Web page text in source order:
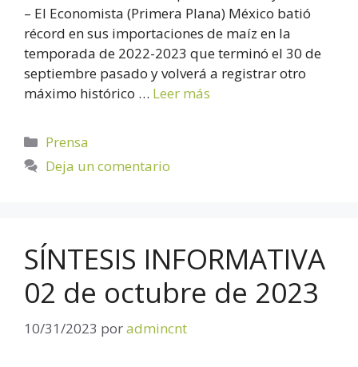
– El Economista (Primera Plana) México batió
récord en sus importaciones de maíz en la
temporada de 2022-2023 que terminó el 30 de
septiembre pasado y volverá a registrar otro
máximo histórico … Leer más
Prensa
Deja un comentario
SÍNTESIS INFORMATIVA
02 de octubre de 2023
10/31/2023 poradmincnt